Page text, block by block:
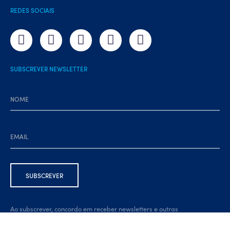
REDES SOCIAIS
SUBSCREVER NEWSLETTER
Ao subscrever, concordo em receber newsletters e outras